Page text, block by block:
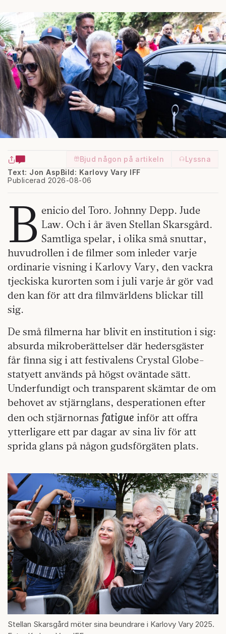
Bjud någon på artikeln
Lyssna
Text: Jon Asp
Publicerad 2026-08-06
Bild: Karlovy Vary IFF
B enicio del Toro. Johnny Depp. Jude
Law. Och i år även Stellan Skarsgård.
Samtliga spelar, i olika små snuttar,
huvudrollen i de filmer som inleder varje
ordinarie visning i Karlovy Vary, den vackra
tjeckiska kurorten som i juli varje år gör vad
den kan för att dra filmvärldens blickar till
sig.
De små filmerna har blivit en institution i sig:
absurda mikroberättelser där hedersgäster
får finna sig i att festivalens Crystal Globe-
statyett används på högst oväntade sätt.
Underfundigt och transparent skämtar de om
behovet av stjärnglans, desperationen efter
den och stjärnornas fatigue inför att offra
ytterligare ett par dagar av sina liv för att
sprida glans på någon gudsförgäten plats.
Stellan Skarsgård möter sina beundrare i Karlovy Vary 2025.